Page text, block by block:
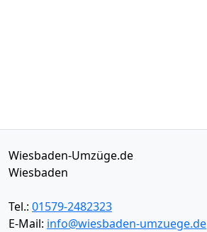
Wiesbaden-Umzüge.de
Wiesbaden
Tel.: 01579-2482323
E-Mail: info@wiesbaden-umzuege.de